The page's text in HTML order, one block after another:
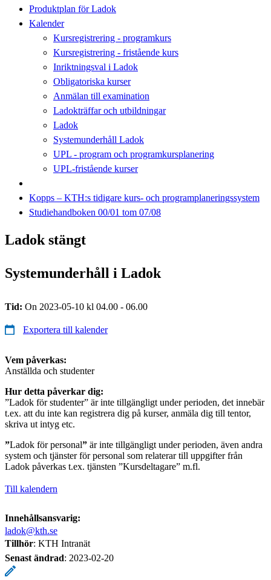
Produktplan för Ladok
Kalender
Kursregistrering - programkurs
Kursregistrering - fristående kurs
Inriktningsval i Ladok
Obligatoriska kurser
Anmälan till examination
Ladokträffar och utbildningar
Ladok
Systemunderhåll Ladok
UPL - program och programkursplanering
UPL-fristående kurser
Kopps – KTH:s tidigare kurs- och programplaneringssystem
Studiehandboken 00/01 tom 07/08
Ladok stängt
Systemunderhåll i Ladok
Tid: On 2023-05-10 kl 04.00 - 06.00
Exportera till kalender
Vem påverkas:
Anställda och studenter
Hur detta påverkar dig:
”Ladok för studenter” är inte tillgängligt under perioden, det innebär
t.ex. att du inte kan registrera dig på kurser, anmäla dig till tentor,
skriva ut intyg etc.
”Ladok för personal” är inte tillgängligt under perioden, även andra
system och tjänster för personal som relaterar till uppgifter från
Ladok påverkas t.ex. tjänsten ”Kursdeltagare” m.fl.
Till kalendern
Innehållsansvarig:
ladok@kth.se
Tillhör: KTH Intranät
Senast ändrad: 2023-02-20